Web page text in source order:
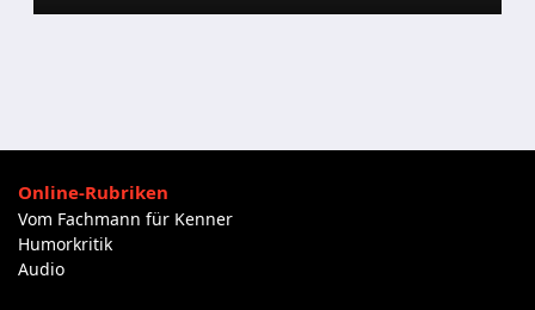
Online-Rubriken
Vom Fachmann für Kenner
Humorkritik
Audio